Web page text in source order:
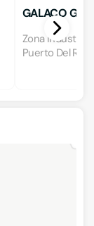
GALACO
Zona Industrial
Puerto Del